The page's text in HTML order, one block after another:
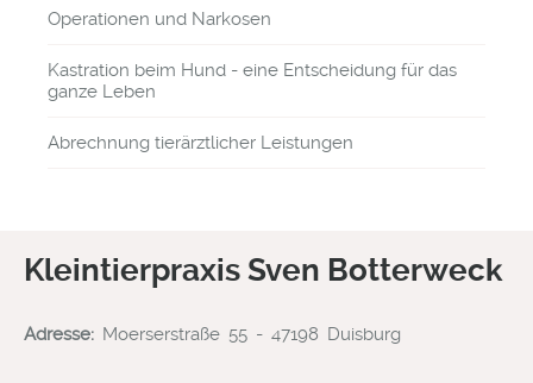
Operationen und Narkosen
Kastration beim Hund - eine Entscheidung für das
ganze Leben
Abrechnung tierärztlicher Leistungen
Kleintierpraxis Sven Botterweck
Adresse: Moerserstraße 55 - 47198 Duisburg